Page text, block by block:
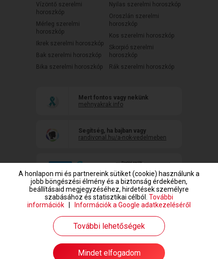
Társkeresés megkezdése
Vízöntő szerelmi
horoszkóp
Mérleg szerelmi
horoszkóp
Ikrek szerelmi horoszkóp
Bak szerelmi horoszkóp
Bika szerelmi horoszkóp
Nyilas szerelmi horoszkóp
Oroszlán szerelmi
horoszkóp
Kos szerelmi horoszkóp
Skorpió szerelmi
horoszkóp
Rák szerelmi horoszkóp
Mert fontos vagy nekünk
mehnyakrak.info
Segítség, ha bajban vagy
randivonal.hu/a-nok-vedelmeben
www.randivonal.hu © Copyright 1999-2026 Dating Central Europe Zrt.
A honlapon mi és partnereink sütiket (cookie) használunk a
jobb böngészési élmény és a biztonság érdekében,
beállításaid megjegyzéséhez, hirdetések személyre
szabásához és statisztikai célból. További
információk
Információk a Google adatkezeléséről
További lehetőségek
Mindet elfogadom